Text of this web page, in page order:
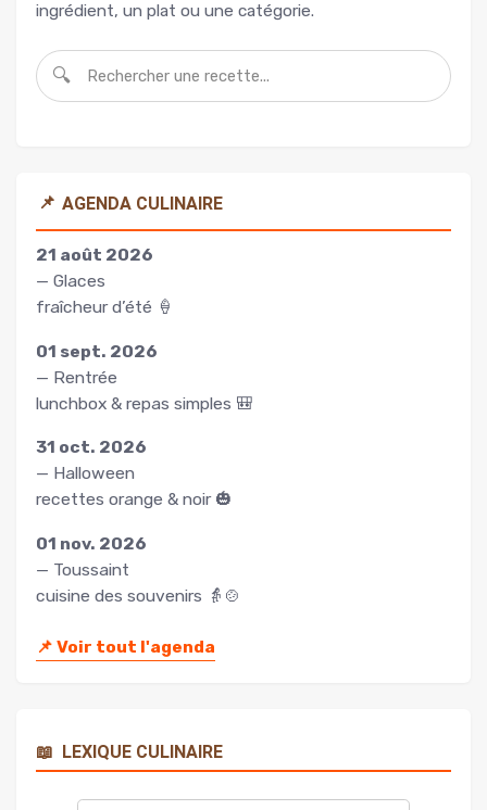
ingrédient, un plat ou une catégorie.
🔍
📌 AGENDA CULINAIRE
21 août 2026
— Glaces
fraîcheur d’été 🍦
01 sept. 2026
— Rentrée
lunchbox & repas simples 🎒
31 oct. 2026
— Halloween
recettes orange & noir 🎃
01 nov. 2026
— Toussaint
cuisine des souvenirs 👵🍲
📌 Voir tout l'agenda
📖 LEXIQUE CULINAIRE
Rechercher